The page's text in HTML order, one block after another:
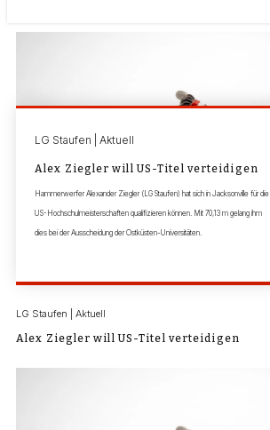
LG Staufen | Aktuell
Alex Ziegler will US-Titel verteidigen
Hammerwerfer Alexander Ziegler (LG Staufen) hat sich in Jacksonville für die
US-Hochschulmeisterschaften qualifizieren können. Mit 70,13 m gelang ihm
dies bei der Ausscheidung der Ostküsten-Universitäten.
LG Staufen | Aktuell
Alex Ziegler will US-Titel verteidigen